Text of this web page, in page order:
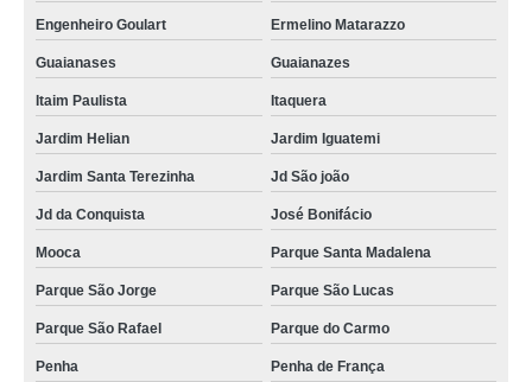
Engenheiro Goulart Ermelino Matarazzo
Guaianases Guaianazes
Itaim Paulista Itaquera
Jardim Helian Jardim Iguatemi
Jardim Santa Terezinha Jd São joão
Jd da Conquista José Bonifácio
Mooca Parque Santa Madalena
Parque São Jorge Parque São Lucas
Parque São Rafael Parque do Carmo
Penha Penha de França